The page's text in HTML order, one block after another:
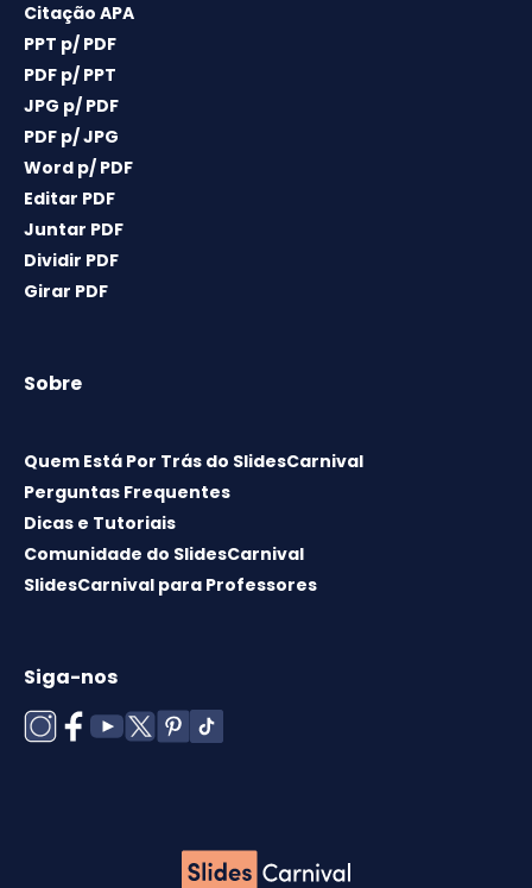
Citação APA
PPT p/ PDF
PDF p/ PPT
JPG p/ PDF
PDF p/ JPG
Word p/ PDF
Editar PDF
Juntar PDF
Dividir PDF
Girar PDF
Sobre
Quem Está Por Trás do SlidesCarnival
Perguntas Frequentes
Dicas e Tutoriais
Comunidade do SlidesCarnival
SlidesCarnival para Professores
Siga-nos